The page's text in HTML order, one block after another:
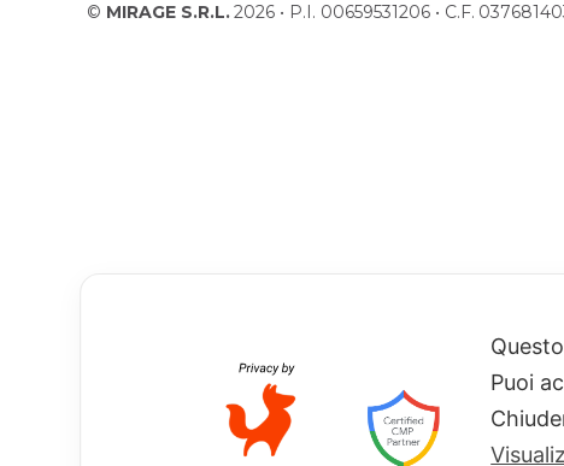
© MIRAGE S.R.L.2026 • P.I. 00659531206 • C.F.
Puoi